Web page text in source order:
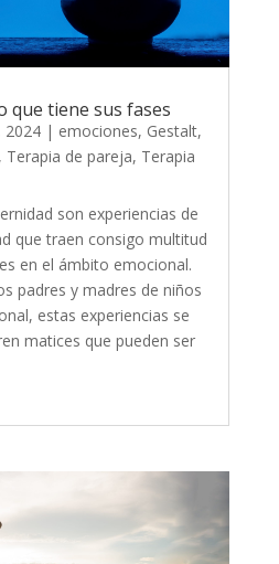
que tiene sus fases
2024| emociones, Gestalt,
, Terapia de pareja, Terapia
son experiencias de
que traen consigo multitud
en el ámbito emocional.
padres y madres de niños
estas experiencias se
matices que pueden ser